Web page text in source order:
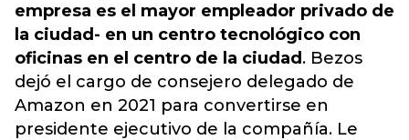
empresa es el mayor empleador privado de
la ciudad- en un centro tecnológico con
oficinas en el centro de la ciudad . Bezos
dejó el cargo de consejero delegado de
Amazon en 2021 para convertirse en
presidente ejecutivo de la compañía. Le